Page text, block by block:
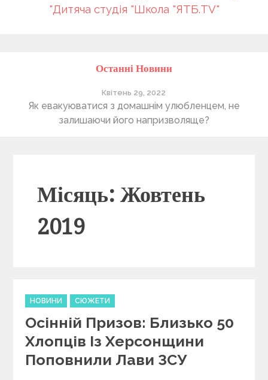
"Дитяча студія "Школа "ЯТБ.TV"
Останні Новини
Квітень 28, 2022
Понад 400 утриманців Херсонського притулку “4
лапи” очікують на нову домівку
Місяць: Жовтень
2019
C
a
t
e
g
НОВИНИ СЮЖЕТИ
Осінній Призов: Близько 50
Хлопців Із Херсонщини
Поповнили Лави ЗСУ